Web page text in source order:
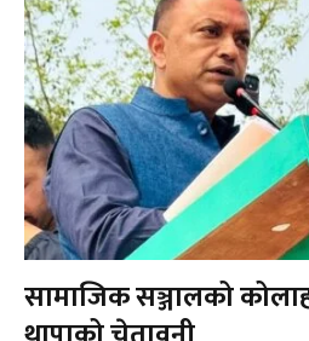
सामाजिक सञ्जालको